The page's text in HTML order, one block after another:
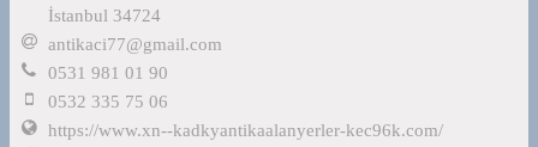
İstanbul 34724
antikaci77@gmail.com
0531 981 01 90
0532 335 75 06
https://www.xn--kadkyantikaalanyerler-kec96k.com/